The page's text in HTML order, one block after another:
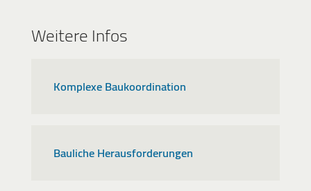
Weitere Infos
Komplexe Baukoordination
Bauliche Herausforderungen